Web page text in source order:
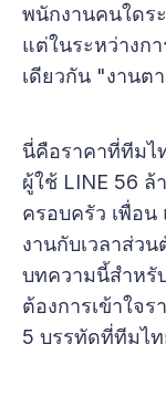
พนักงานคนใดร
แต่ในระหว่างก
เดียวกัน "งานต
นี่คือราคาที่ทีมไ
ผู้ใช้ LINE 56
ครอบครัว เพื่อน
งานกับเวลาส่ว
บทความนี้สำหรั
ต้องการเข้าใจ
5 บรรทัดที่ทีมไท